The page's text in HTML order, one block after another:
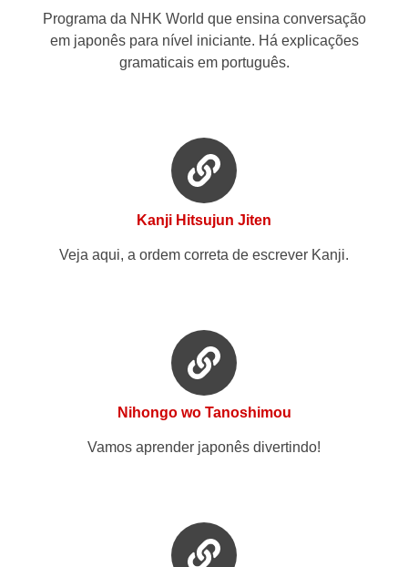
Programa da NHK World que ensina conversação
em japonês para nível iniciante. Há explicações
gramaticais em português.
Kanji Hitsujun Jiten
Veja aqui, a ordem correta de escrever Kanji.
Nihongo wo Tanoshimou
Vamos aprender japonês divertindo!